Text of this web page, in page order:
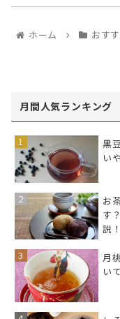
ホーム おす
月間人気ランキング
黒
い
お
す
説！
月
い